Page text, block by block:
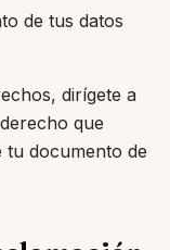
de tus datos
dirígete a
que
tu documento de